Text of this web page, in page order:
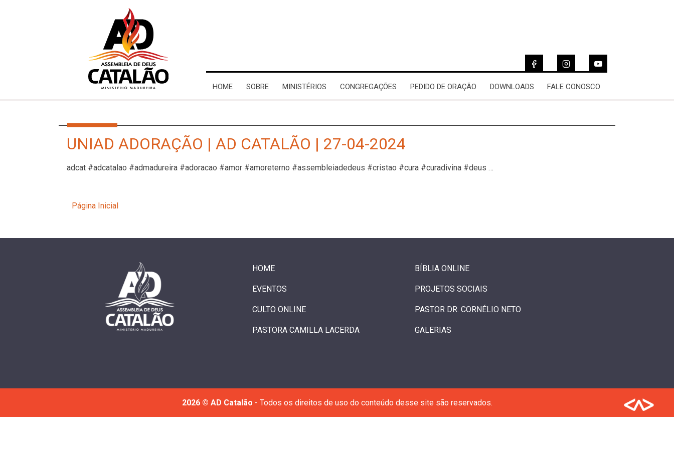
HOME SOBRE MINISTÉRIOS CONGREGAÇÕES PEDIDO DE ORAÇÃO DOWNLOADS FALE CONOSCO
UNIAD ADORAÇÃO | AD CATALÃO | 27-04-2024
adcat #adcatalao #admadureira #adoracao #amor #amoreterno #assembleiadedeus #cristao #cura #curadivina #deus …
Página Inicial
HOME BÍBLIA ONLINE
EVENTOS PROJETOS SOCIAIS
CULTO ONLINE PASTOR DR. CORNÉLIO NETO
PASTORA CAMILLA LACERDA GALERIAS
2026 © AD Catalão - Todos os direitos de uso do conteúdo desse site são reservados.